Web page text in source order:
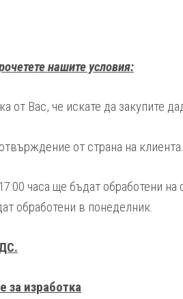
нашите условия:
от Вас, че искате да закупите
от страна на клиента.
часа ще бъдат обработени
обработени в понеделник.
за изработка